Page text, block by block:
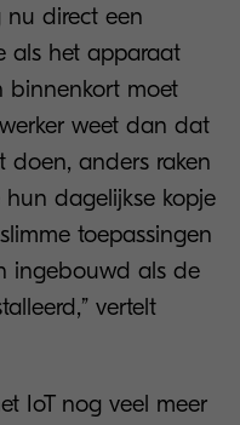
nu direct een
als het apparaat
binnenkort moet
weet dan dat
anders raken
dagelijkse kopje
toepassingen
ingebouwd als de
vertelt
IoT nog veel meer